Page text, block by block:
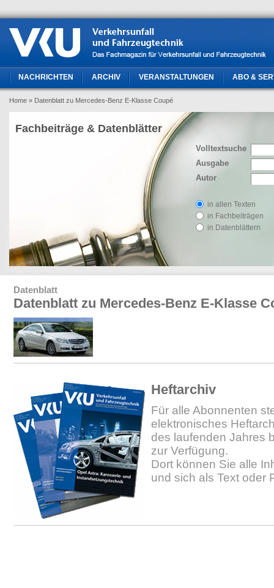
NACHRICHTEN ARCHIV VERANSTALTUNGEN ABO &
Home » Datenblatt zu Mercedes-Benz E-Klasse Coupé
Volltextsuche
Ausgabe
Autor
in allen Texten
in Fachbeiträgen
in Datenblättern
Fachbeiträge & Datenblätter
Datenblatt
Datenblatt zu Mercedes-Benz E-Klasse
Heftarchiv
Für alle Abonnenten
elektronisches
des laufenden Jahres
zur Verfügung.
Dort können Sie alle
und sich als Text oder